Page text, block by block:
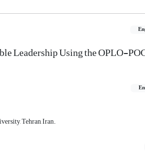
Leadership Using the OPLO-
Tehran, Iran.